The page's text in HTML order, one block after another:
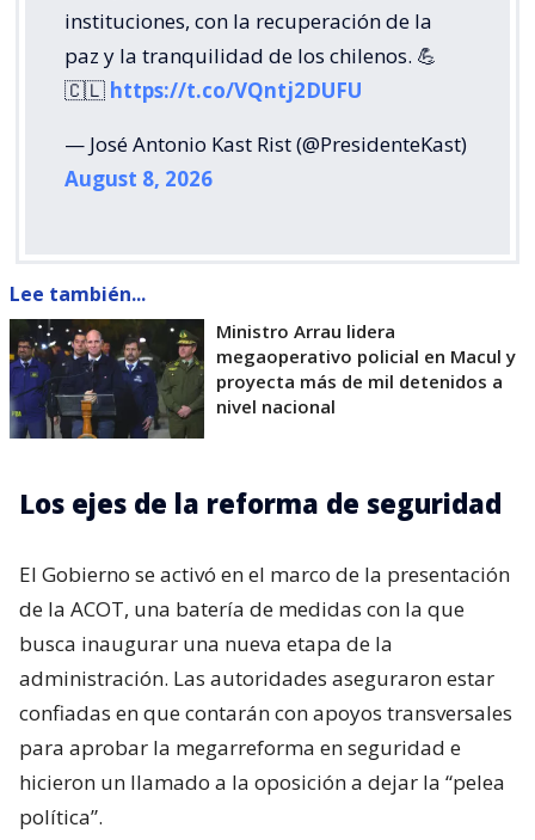
La Agenda contra el Crimen Organizado y
el Terrorismo (ACOT) es mucho más que
total y permanente, del Estado y sus
instituciones, con la recuperación de la
— José Antonio Kast Rist (@PresidenteKast)
August 8, 2026
Ministro Arrau lidera
megaoperativo policial en Macul y
nivel nacional
Los ejes de la reforma de seguridad
El Gobierno se activó en el marco de la presentación
de la ACOT, una batería de medidas con la que
busca inaugurar una nueva etapa de la